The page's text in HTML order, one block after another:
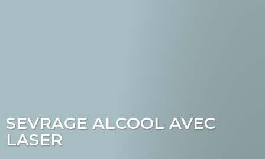
SEVRAGE ALCOOL AVEC
LASER